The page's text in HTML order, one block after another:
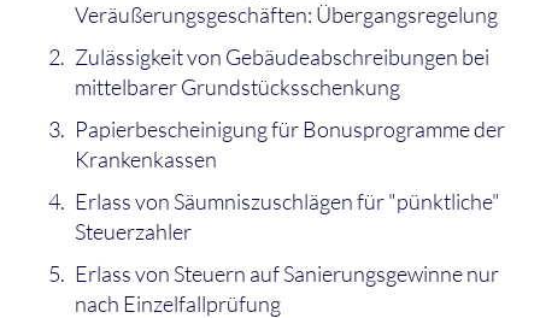
Veräußerungsgeschäften: Übergangsregelung
Zulässigkeit von Gebäudeabschreibungen bei
mittelbarer Grundstücksschenkung
Papierbescheinigung für Bonusprogramme der
Krankenkassen
Erlass von Säumniszuschlägen für "pünktliche"
Steuerzahler
Erlass von Steuern auf Sanierungsgewinne nur
nach Einzelfallprüfung